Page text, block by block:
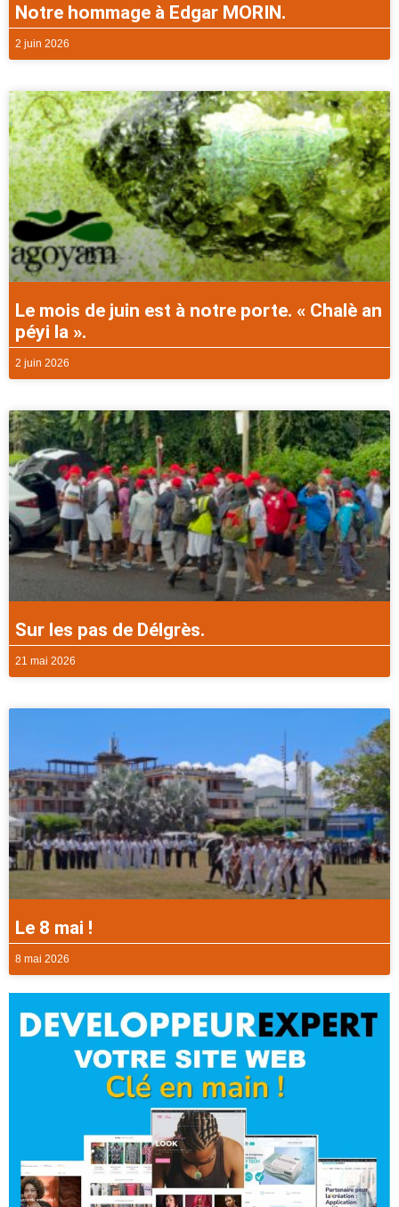
Notre hommage à Edgar MORIN.
2 juin 2026
Le mois de juin est à notre porte. « Chalè an
péyi la ».
2 juin 2026
Sur les pas de Délgrès.
21 mai 2026
Le 8 mai !
8 mai 2026